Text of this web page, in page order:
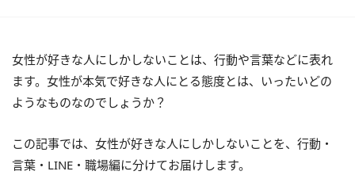
女性が好きな人にしかしないことは、行動や言葉などに表れ
ます。女性が本気で好きな人にとる態度とは、いったいどの
ようなものなのでしょうか？
この記事では、女性が好きな人にしかしないことを、行動・
言葉・LINE・職場編に分けてお届けします。